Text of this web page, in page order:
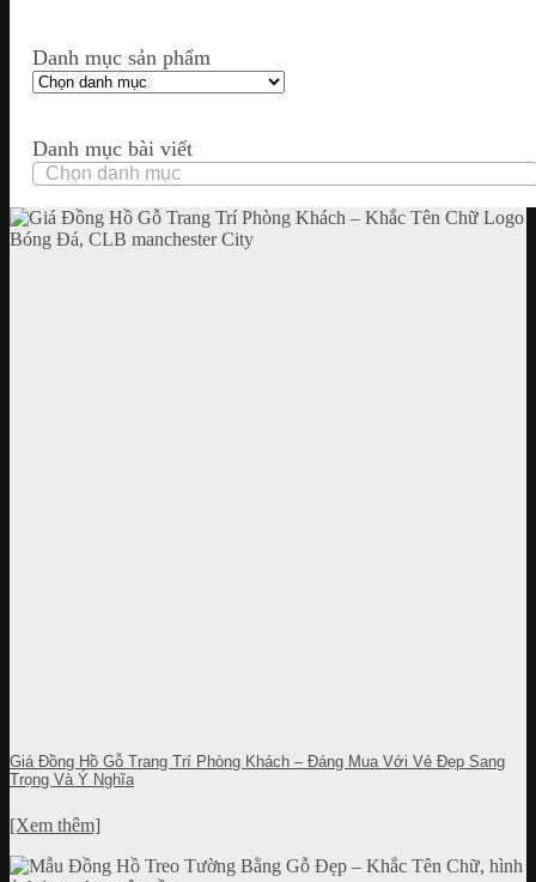
Danh mục sản phẩm
Danh mục bài viết
Danh
mục
bài
viết
Giá Đồng Hồ Gỗ Trang Trí Phòng Khách – Đáng Mua Với Vẻ Đẹp Sang
Trọng Và Ý Nghĩa
[Xem thêm]